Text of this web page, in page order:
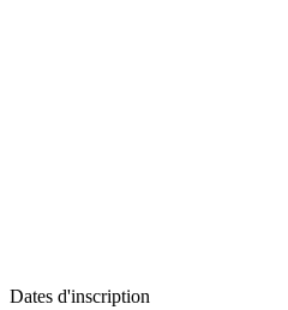
Dates d'inscription